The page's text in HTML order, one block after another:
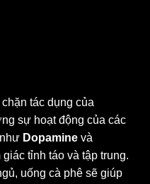
tác dụng của
sự hoạt động của các
Dopamine và
giác tỉnh táo và tập trung.
uống cà phê sẽ giúp